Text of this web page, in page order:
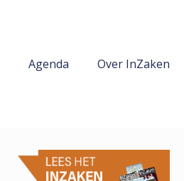
Agenda Over InZaken